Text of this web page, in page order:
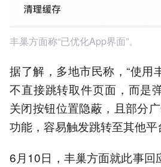
丰巢方面称“已优化App界面”。
据了解，多地市民称，“使用
不直接跳转取件页面，而是
关闭按钮位置隐蔽，且部分
功能，容易触发跳转至其他平
6月10日，丰巢方面就此事回